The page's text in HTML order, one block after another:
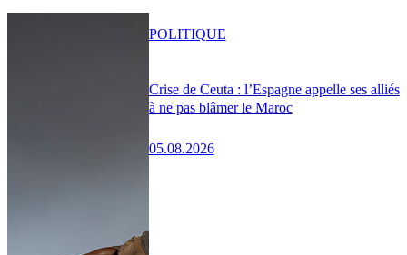
Crise de Ceuta : l’Espagne appelle ses alliés
à ne pas blâmer le Maroc
05.08.2026
POLITIQUE